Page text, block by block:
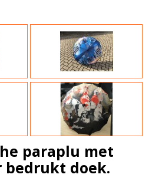
paraplu met
bedrukt doek.